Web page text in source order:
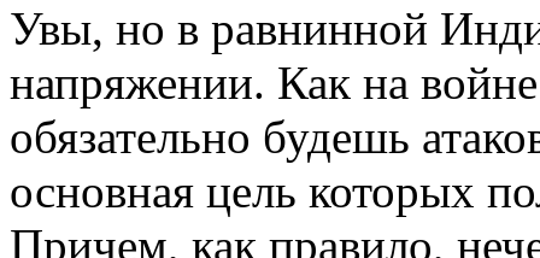
Увы, но в равнинной
напряжении. Как на
обязательно будешь
основная цель которых
Причем, как правило,